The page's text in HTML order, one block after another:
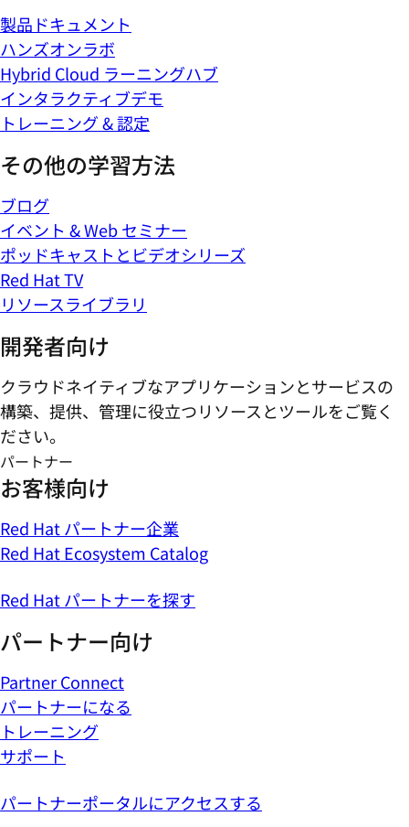
製品ドキュメント
ハンズオンラボ
Hybrid Cloud ラーニングハブ
インタラクティブデモ
トレーニング & 認定
その他の学習方法
ブログ
イベント & Web セミナー
ポッドキャストとビデオシリーズ
Red Hat TV
リソースライブラリ
開発者向け
クラウドネイティブなアプリケーションとサービスの
構築、提供、管理に役立つリソースとツールをご覧く
ださい。
パートナー
お客様向け
Red Hat パートナー企業
Red Hat Ecosystem Catalog
Red Hat パートナーを探す
パートナー向け
Partner Connect
パートナーになる
トレーニング
サポート
パートナーポータルにアクセスする